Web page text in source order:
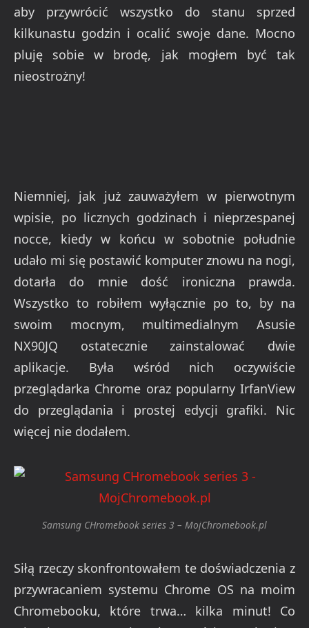
aby przywrócić wszystko do stanu sprzed
kilkunastu godzin i ocalić swoje dane. Mocno
pluję sobie w brodę, jak mogłem być tak
nieostrożny!
Niemniej, jak już zauważyłem w pierwotnym
wpisie, po licznych godzinach i nieprzespanej
nocce, kiedy w końcu w sobotnie południe
udało mi się postawić komputer znowu na nogi,
dotarła do mnie dość ironiczna prawda.
Wszystko to robiłem wyłącznie po to, by na
swoim mocnym, multimedialnym Asusie
NX90JQ ostatecznie zainstalować dwie
aplikacje. Była wśród nich oczywiście
przeglądarka Chrome oraz popularny IrfanView
do przeglądania i prostej edycji grafiki. Nic
więcej nie dodałem.
Samsung CHromebook series 3 – MojChromebook.pl
Siłą rzeczy skonfrontowałem te doświadczenia z
przywracaniem systemu Chrome OS na moim
Chromebooku, które trwa… kilka minut! Co